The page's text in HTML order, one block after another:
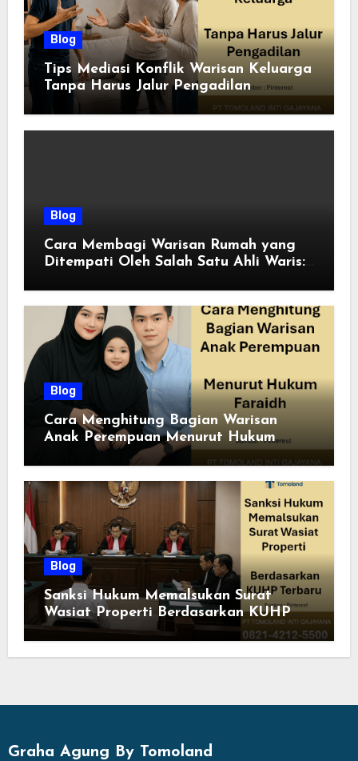
Blog
Tips Mediasi Konflik Warisan Keluarga
Tanpa Harus Jalur Pengadilan
Blog
Cara Membagi Warisan Rumah yang
Ditempati Oleh Salah Satu Ahli Waris:
Blog
Cara Menghitung Bagian Warisan
Anak Perempuan Menurut Hukum
Blog
Sanksi Hukum Memalsukan Surat
Wasiat Properti Berdasarkan KUHP
Terbaru
Graha Agung By Tomoland